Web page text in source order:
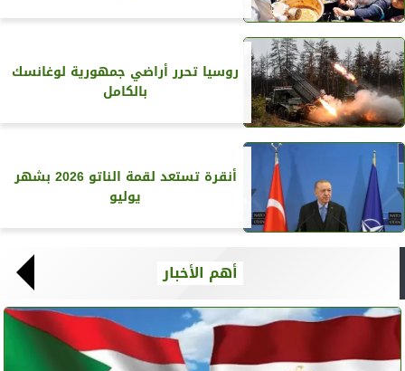
روسيا تحرر أراضي جمهورية لوغانسك
بالكامل
أنقرة تستعد لقمة الناتو 2026 بشهر
يوليو
أهم الأخبار